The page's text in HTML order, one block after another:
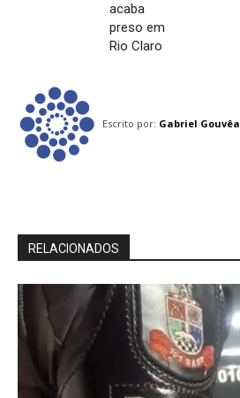
acaba
preso em
Rio Claro
Escrito por: Gabriel Gouvêa
RELACIONADOS